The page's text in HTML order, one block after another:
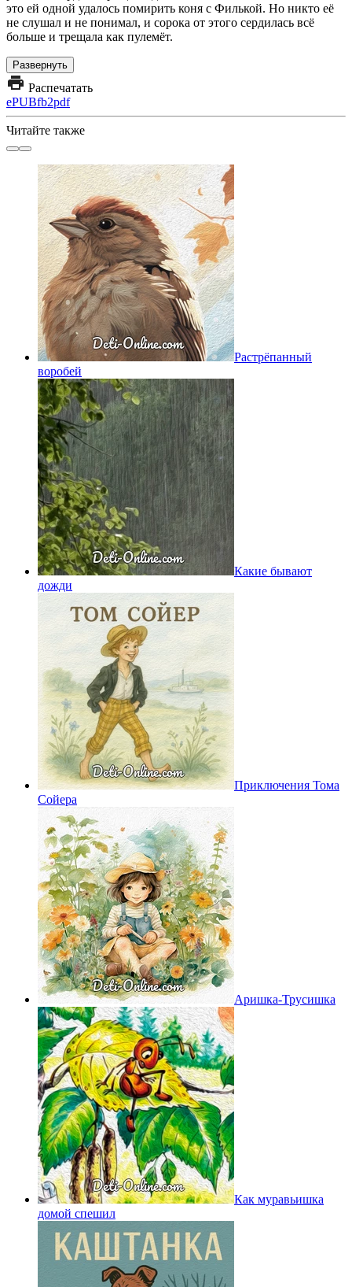
это ей одной удалось помирить коня с Филькой. Но никто её
не слушал и не понимал, и сорока от этого сердилась всё
больше и трещала как пулемёт.
Развернуть
Распечатать
ePUBfb2pdf
Читайте также
Растрёпанный
воробей
Какие бывают
дожди
Приключения Тома
Сойера
Аришка-Трусишка
Как муравьишка
домой спешил